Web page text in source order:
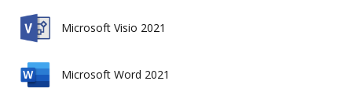
Microsoft Visio 2021
Microsoft Word 2021